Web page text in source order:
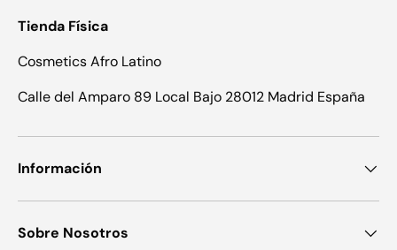
Tienda Física
Cosmetics Afro Latino
Calle del Amparo 89 Local Bajo 28012 Madrid España
Información
Sobre Nosotros